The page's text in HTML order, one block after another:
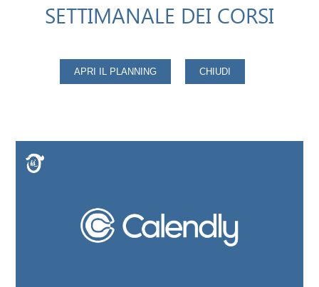
SETTIMANALE DEI CORSI